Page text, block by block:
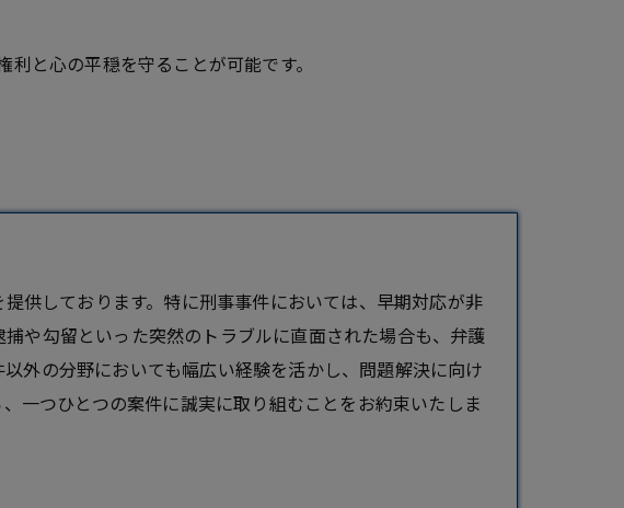
と心の平穏を守ることが可能です。
供しております。特に刑事事件においては、早期対応が非
や勾留といった突然のトラブルに直面された場合も、弁護
外の分野においても幅広い経験を活かし、問題解決に向け
一つひとつの案件に誠実に取り組むことをお約束いたしま